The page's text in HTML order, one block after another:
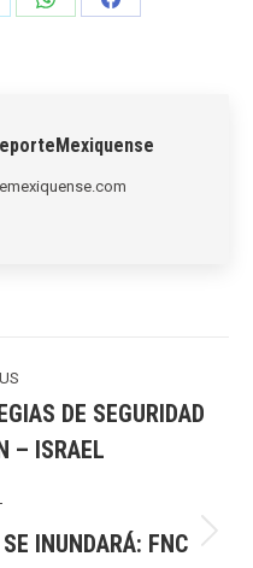
Share
Share
DE SEGURIDAD
– ISRAEL
INUNDARÁ: FNC